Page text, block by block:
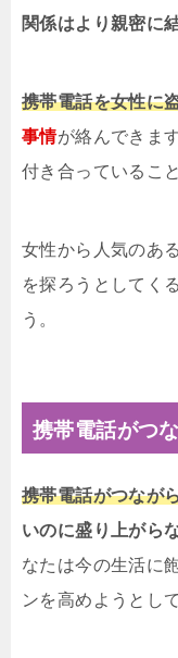
関係はより親密に
携帯電話を女性に
事情が絡んできま
付き合っているこ
女性から人気のあ
を探ろうとしてく
う。
携帯電話がつ
携帯電話がつなが
いのに盛り上がら
なたは今の生活に
ンを高めようとし